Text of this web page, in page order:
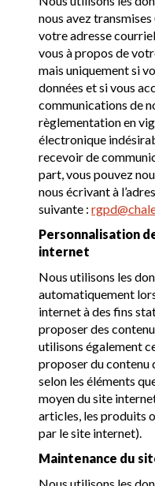
nous avez
votre adresse
vous à propos de
mais uniquement si
données et si vous
communications de
règlementation en
électronique
recevoir de
part, vous pouvez
nous écrivant à
suivante :
Personnalisation
internet
Nous utilisons les
automatiquement
internet à des fins
proposer des
utilisons également
proposer du contenu
selon les éléments
moyen du site
articles, les produits
par le site internet).
Maintenance du
Nous utilisons les